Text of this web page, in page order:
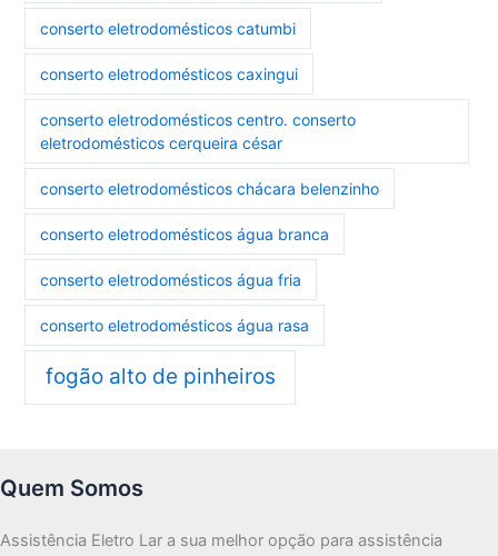
conserto eletrodomésticos catumbi
conserto eletrodomésticos caxingui
conserto eletrodomésticos centro. conserto
eletrodomésticos cerqueira césar
conserto eletrodomésticos chácara belenzinho
conserto eletrodomésticos água branca
conserto eletrodomésticos água fria
conserto eletrodomésticos água rasa
fogão alto de pinheiros
Quem Somos
Assistência Eletro Lar a sua melhor opção para assistência